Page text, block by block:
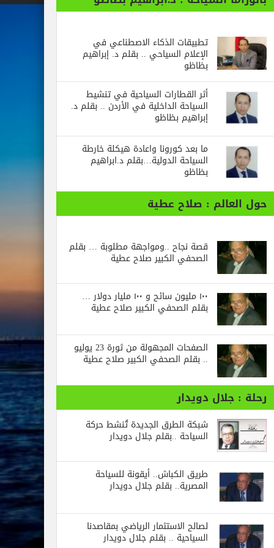
تطبيقات الذكاء الاصطناعي في
الإعلام السياحي .. بقلم د. إبراهيم
بظاظو
أثر القطارات السياحية في تنشيط
السياحة الداخلية في الأردن .. بقلم د.
إبراهيم بظاظو
ما بعد كورونا واعادة هيكلة خارطة
السياحة الدولية…بقلم د.ابراهيم
بظاظو
: صلاح عطية
قصة نجاح ..ومواجهة مطلوبة … بقلم
الصحفي الكبير صلاح عطية
١٠٠ مليون سائح و ١٠٠ مليار دولار …
بقلم الصحفي الكبير صلاح عطية
الصفحات المجهولة من ثورة 23 يوليو
.. بقلم الصحفي الكبير صلاح عطية
دويدار
شبكة الطرق الجديدة تُنشط حركة
السياحة ..بقلم جلال دويدار
طريق الكباش.. أيقونة للسياحة
المصرية.. بقلم جلال دويدار
لصالح الاستثمار الرياضي بمقاصدنا
السياحية .. بقلم جلال دويدار